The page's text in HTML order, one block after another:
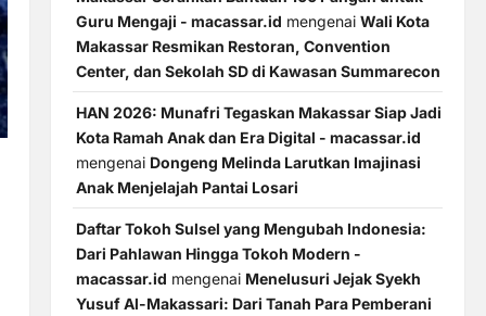
Guru Mengaji - macassar.id mengenai Wali Kota
Makassar Resmikan Restoran, Convention
Center, dan Sekolah SD di Kawasan Summarecon
HAN 2026: Munafri Tegaskan Makassar Siap Jadi
Kota Ramah Anak dan Era Digital - macassar.id
mengenai Dongeng Melinda Larutkan Imajinasi
Anak Menjelajah Pantai Losari
Daftar Tokoh Sulsel yang Mengubah Indonesia:
Dari Pahlawan Hingga Tokoh Modern -
macassar.id mengenai Menelusuri Jejak Syekh
Yusuf Al-Makassari: Dari Tanah Para Pemberani